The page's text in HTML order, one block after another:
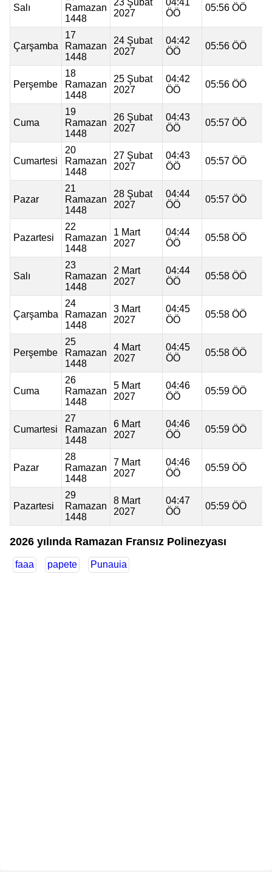
Salı
Ramazan
1448
23 Şubat
2027
04:41
ÖÖ
05:56 ÖÖ
Çarşamba
17
Ramazan
1448
24 Şubat
2027
04:42
ÖÖ
05:56 ÖÖ
Perşembe
18
Ramazan
1448
25 Şubat
2027
04:42
ÖÖ
05:56 ÖÖ
Cuma
19
Ramazan
1448
26 Şubat
2027
04:43
ÖÖ
05:57 ÖÖ
Cumartesi
20
Ramazan
1448
27 Şubat
2027
04:43
ÖÖ
05:57 ÖÖ
Pazar
21
Ramazan
1448
28 Şubat
2027
04:44
ÖÖ
05:57 ÖÖ
Pazartesi
22
Ramazan
1448
1 Mart
2027
04:44
ÖÖ
05:58 ÖÖ
Salı
23
Ramazan
1448
2 Mart
2027
04:44
ÖÖ
05:58 ÖÖ
Çarşamba
24
Ramazan
1448
3 Mart
2027
04:45
ÖÖ
05:58 ÖÖ
Perşembe
25
Ramazan
1448
4 Mart
2027
04:45
ÖÖ
05:58 ÖÖ
Cuma
26
Ramazan
1448
5 Mart
2027
04:46
ÖÖ
05:59 ÖÖ
Cumartesi
27
Ramazan
1448
6 Mart
2027
04:46
ÖÖ
05:59 ÖÖ
Pazar
28
Ramazan
1448
7 Mart
2027
04:46
ÖÖ
05:59 ÖÖ
Pazartesi
29
Ramazan
1448
8 Mart
2027
04:47
ÖÖ
05:59 ÖÖ
2026 yılında Ramazan Fransız Polinezyası
faaa papete Punauia